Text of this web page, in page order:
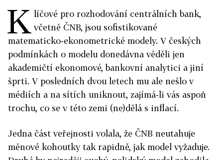
K líčové pro rozhodování centrálních bank,
včetně ČNB, jsou sofistikované
matematicko-ekonometrické modely. V českých
podmínkách o modelu donedávna věděli jen
akademičtí ekonomové, bankovní analytici a jiní
šprti. V posledních dvou letech mu ale nešlo v
médiích a na sítích uniknout, zajímá-li vás aspoň
trochu, co se v této zemi (ne)dělá s inflací.
Jedna část veřejnosti volala, že ČNB neutahuje
měnové kohoutky tak rapidně, jak model vyžaduje.